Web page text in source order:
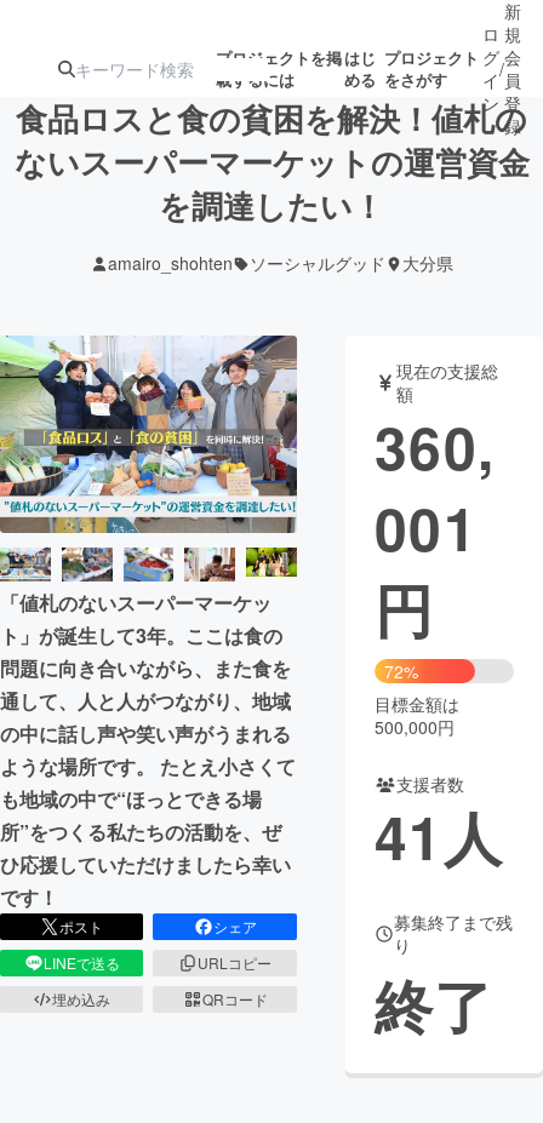
プロジェクトを掲
載するには
はじ
める
プロジェクト
をさがす
注目のリ 注目の新着プロ
ジェクト
募集終了が近いプ
テクノロジー・ガジェット
映像・映画 書籍・雑誌
ビジネス・起業 チャレンジ
まちづくり・地域活性化
CAMPFIRE for Social Good
CAMPFIRE Creation
CAMPFIREふるさと納税machi-ya コミュニティ
ロ
グ
イ
ン
/
新
規
会
員
登
録
食品ロスと食の貧困を解決！値札の
ないスーパーマーケットの運営資金
を調達したい！
amairo_shohten ソーシャルグッド 大分県
「値札のないスーパーマーケッ
ト」が誕生して3年。ここは食の
問題に向き合いながら、また食を
通して、人と人がつながり、地域
の中に話し声や笑い声がうまれる
ような場所です。 たとえ小さくて
も地域の中で“ほっとできる場
所”をつくる私たちの活動を、ぜ
ひ応援していただけましたら幸い
です！
ポスト
シェア
LINEで送る
URLコピー
埋め込み
QRコード
現在の支援総
額
360,
001
円
72%
目標金額は
500,000円
支援者数
41 人
募集終了まで残
り
終了